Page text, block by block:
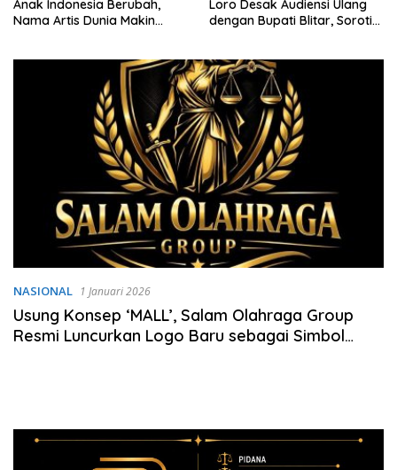
Anak Indonesia Berubah,
Nama Artis Dunia Makin
Loro Desak Audiensi Ulang
dengan Bupati Blitar, Soroti
NASIONAL 1 Januari 2026
Usung Konsep ‘MALL’, Salam Olahraga Group
Resmi Luncurkan Logo Baru sebagai Simbol